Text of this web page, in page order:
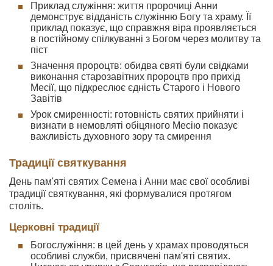
Приклад служіння: життя пророчиці Анни
демонструє відданість служінню Богу та храму. Її
приклад показує, що справжня віра проявляється
в постійному спілкуванні з Богом через молитву та
піст
Значення пророцтв: обидва святі були свідками
виконання старозавітних пророцтв про прихід
Месії, що підкреслює єдність Старого і Нового
Завітів
Урок смиренності: готовність святих прийняти і
визнати в немовляті обіцяного Месію показує
важливість духовного зору та смирення
Традиції святкування
День пам'яті святих Семена і Анни має свої особливі
традиції святкування, які формувалися протягом
століть.
Церковні традиції
Богослужіння: в цей день у храмах проводяться
особливі служби, присвячені пам'яті святих.